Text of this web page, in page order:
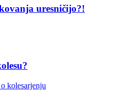
uresničijo?!
kolesarjenju